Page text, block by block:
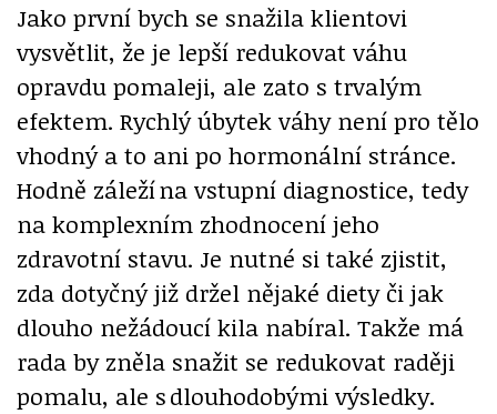
Jako první bych se snažila klientovi
vysvětlit, že je lepší redukovat váhu
opravdu pomaleji, ale zato s trvalým
efektem. Rychlý úbytek váhy není pro tělo
vhodný a to ani po hormonální stránce.
Hodně záleží na vstupní diagnostice, tedy
na komplexním zhodnocení jeho
zdravotní stavu. Je nutné si také zjistit,
zda dotyčný již držel nějaké diety či jak
dlouho nežádoucí kila nabíral. Takže má
rada by zněla snažit se redukovat raději
pomalu, ale s dlouhodobými výsledky.